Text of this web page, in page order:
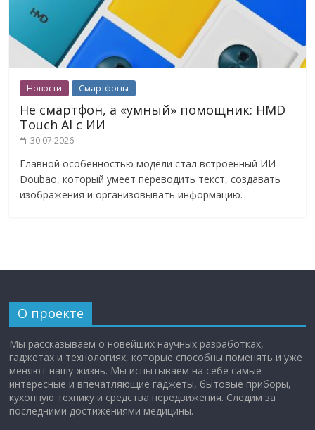
Новости Смартфоны
Не смартфон, а «умный» помощник: HMD
Touch AI с ИИ
30.07.2026
Главной особенностью модели стал встроенный ИИ
Doubao, который умеет переводить текст, создавать
изображения и организовывать информацию.
О проекте
Мы рассказываем о новейших научных разработках,
гаджетах и технологиях, которые способны поменять и уже
меняют нашу жизнь. Мы испытываем на себе самые
интересные и впечатляющие гаджеты, бытовые приборы,
кухонную технику и средства передвижения. Следим за
последними достижениями медицины.